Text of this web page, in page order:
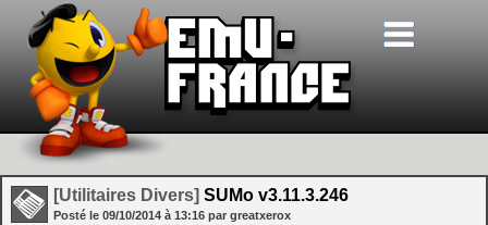
[Utilitaires Divers] SUMo v3.11.3.246
Posté le 09/10/2014 à 13:16 par greatxerox